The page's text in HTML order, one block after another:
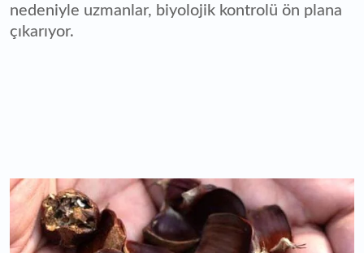
nedeniyle uzmanlar, biyolojik kontrolü ön plana
çıkarıyor.